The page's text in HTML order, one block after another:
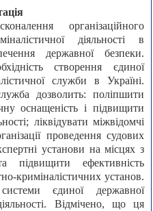
організаційного
діяльності в
державної безпеки.
створення єдиної
служби в Україні.
дозволить: поліпшити
оснащеність і підвищити
ліквідувати міжвідомчі
проведення судових
установи на місцях з
підвищити ефективність
криміналістичних установ.
єдиної державної
Відмічено, що ця